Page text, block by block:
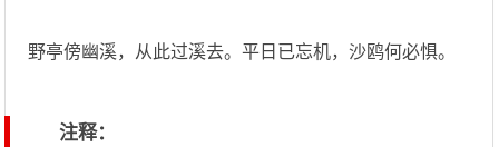
野亭傍幽溪，从此过溪去。平日已忘机，沙鸥何必惧。
注释：